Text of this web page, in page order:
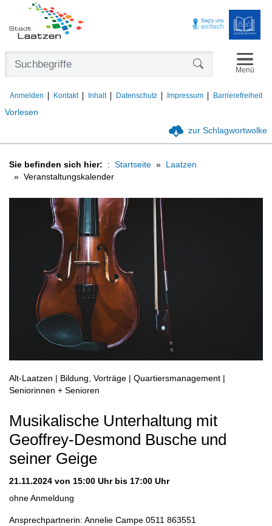
Vorlesen
Anmelden Kontakt Inhalt Datenschutz Impressum Barrierefreiheit
Menü
zur Schlagwortwolke
Sie befinden sich hier: Startseite
Laatzen
Veranstaltungskalender
Alt-Laatzen | Bildung, Vorträge | Quartiersmanagement |
Seniorinnen + Senioren
Musikalische Unterhaltung mit
Geoffrey-Desmond Busche und
seiner Geige
21.11.2024 von 15:00 Uhr bis 17:00 Uhr
ohne Anmeldung
Ansprechpartnerin: Annelie Campe 0511 863551